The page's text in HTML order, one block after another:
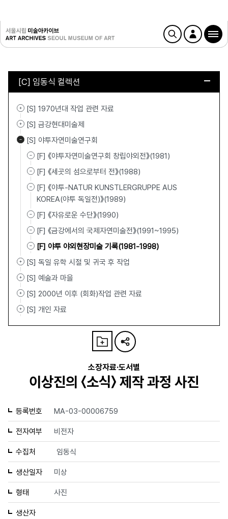
[C] 임동식 컬렉션
[S] 1970년대 작업 관련 자료
[S] 금강현대미술제
[S] 야투자연미술연구회
[F] 《야투자연미술연구회 창립야외전》(1981)
[F] 《세곳의 섬으로부터 전》(1988)
[F] 《야투-NATUR KUNSTLERGRUPPE AUS
KOREA(야투 독일전)》(1989)
[F] 《자유로운 수단》(1990)
[F] 《금강에서의 국제자연미술전》(1991~1995)
[F] 야투 야외현장미술 기록(1981-1998)
[S] 독일 유학 시절 및 귀국 후 작업
[S] 예술과 마을
[S] 2000년 이후 (회화)작업 관련 자료
[S] 개인 자료
소장자료·도서별
이상진의 〈소식〉 제작 과정 사진
등록번호 MA-03-00006759
전자여부 비전자
수집처 임동식
생산일자 미상
형태 사진
생산자